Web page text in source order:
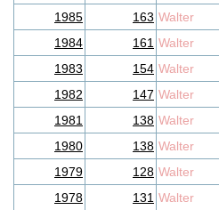
1985
163 Walter
1984
161 Walter
1983
154 Walter
1982
147 Walter
1981
138 Walter
1980
138 Walter
1979
128 Walter
1978
131 Walter